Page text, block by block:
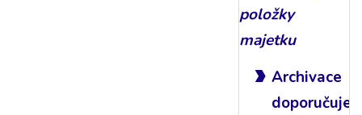
položky
majetku
Archivace